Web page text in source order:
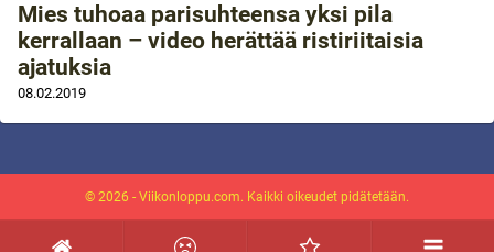
Mies tuhoaa parisuhteensa yksi pila
kerrallaan – video herättää ristiriitaisia
ajatuksia
08.02.2019
© 2026 - Viikonloppu.com. Kaikki oikeudet pidätetään.